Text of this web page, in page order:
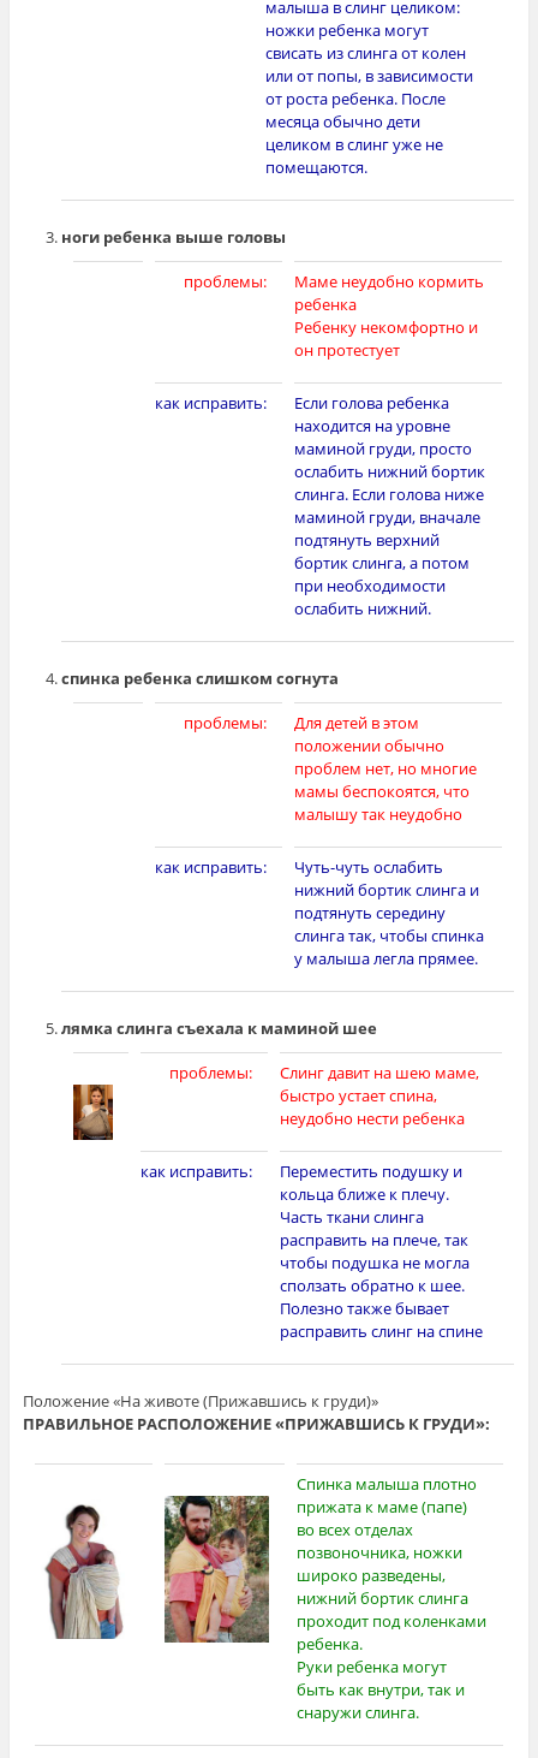
малыша в слинг целиком:
ножки ребенка могут
свисать из слинга от колен
или от попы, в зависимости
от роста ребенка. После
месяца обычно дети
целиком в слинг уже не
помещаются.
ноги ребенка выше головы
проблемы:
Маме неудобно кормить
ребенка
Ребенку некомфортно и
он протестует
как исправить:
Если голова ребенка
находится на уровне
маминой груди, просто
ослабить нижний бортик
слинга. Если голова ниже
маминой груди, вначале
подтянуть верхний
бортик слинга, а потом
при необходимости
ослабить нижний.
спинка ребенка слишком согнута
проблемы:
Для детей в этом
положении обычно
проблем нет, но многие
мамы беспокоятся, что
малышу так неудобно
как исправить:
Чуть-чуть ослабить
нижний бортик слинга и
подтянуть середину
слинга так, чтобы спинка
у малыша легла прямее.
лямка слинга съехала к маминой шее
проблемы:
Слинг давит на шею маме,
быстро устает спина,
неудобно нести ребенка
как исправить:
Переместить подушку и
кольца ближе к плечу.
Часть ткани слинга
расправить на плече, так
чтобы подушка не могла
сползать обратно к шее.
Полезно также бывает
расправить слинг на спине
Положение «На животе (Прижавшись к груди)»
ПРАВИЛЬНОЕ РАСПОЛОЖЕНИЕ «ПРИЖАВШИСЬ К ГРУДИ»:
Спинка малыша плотно
прижата к маме (папе)
во всех отделах
позвоночника, ножки
широко разведены,
нижний бортик слинга
проходит под коленками
ребенка.
Руки ребенка могут
быть как внутри, так и
снаружи слинга.